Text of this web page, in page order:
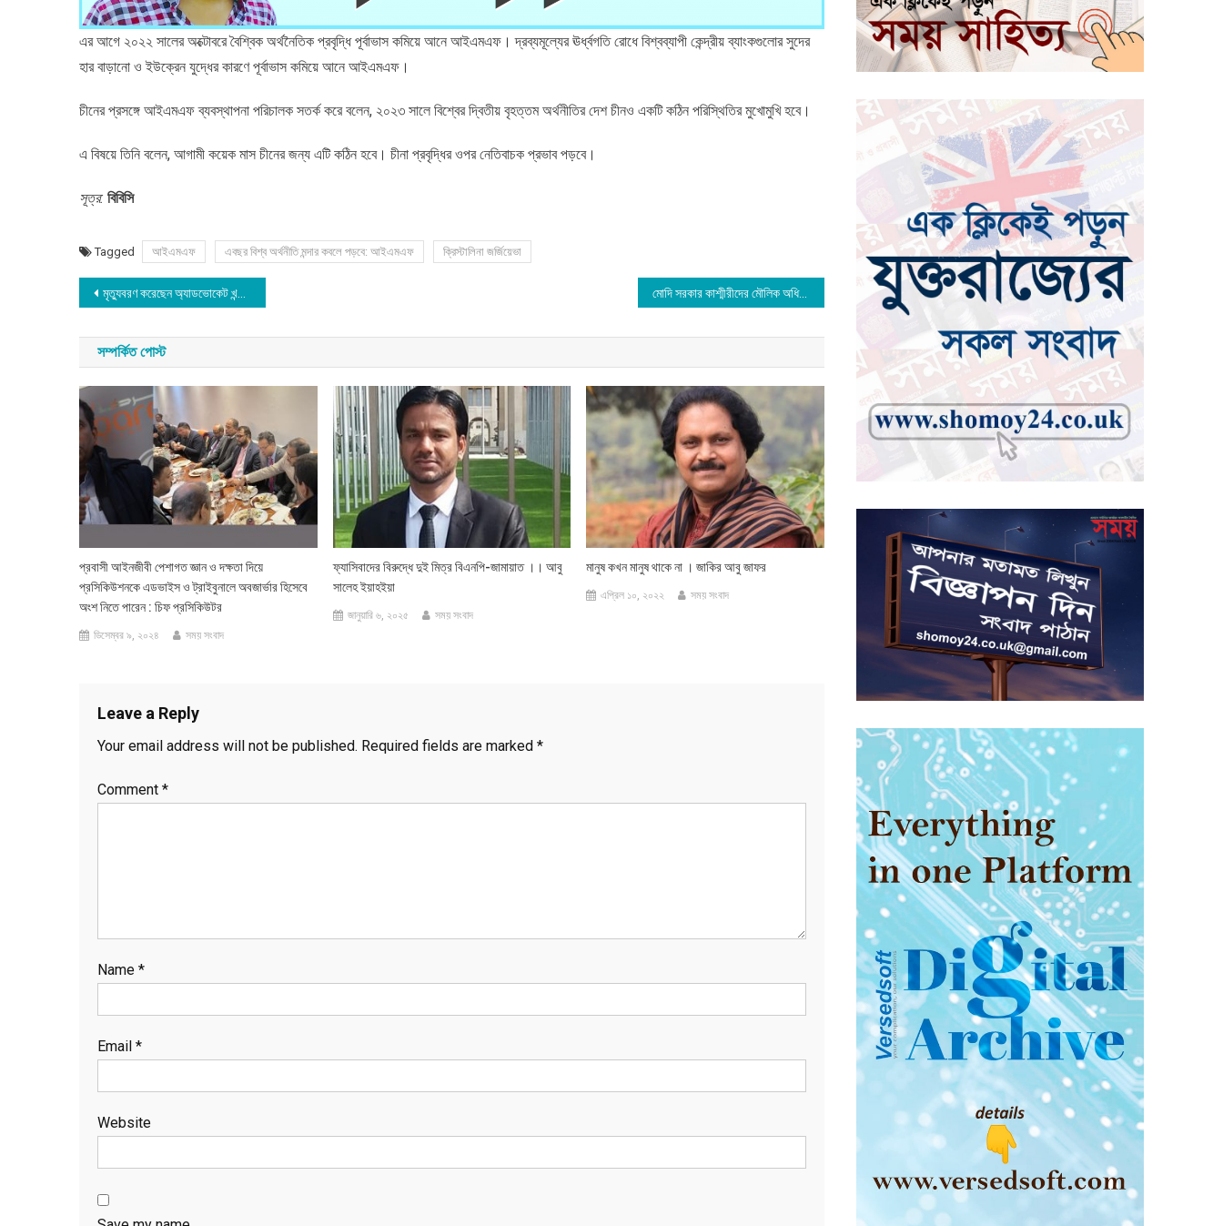
এর আগে ২০২২ সালের অক্টোবরে বৈশ্বিক অর্থনৈতিক প্রবৃদ্ধি পূর্বাভাস কমিয়ে আনে আইএমএফ। দ্রব্যমূল্যের ঊর্ধ্বগতি রোধে বিশ্বব্যাপী কেন্দ্রীয় ব্যাংকগুলোর সুদের
হার বাড়ানো ও ইউক্রেন যুদ্ধের কারণে পূর্বাভাস কমিয়ে আনে আইএমএফ।
চীনের প্রসঙ্গে আইএমএফ ব্যবস্থাপনা পরিচালক সতর্ক করে বলেন, ২০২৩ সালে বিশ্বের দ্বিতীয় বৃহত্তম অর্থনীতির দেশ চীনও একটি কঠিন পরিস্থিতির মুখোমুখি হবে।
এ বিষয়ে তিনি বলেন, আগামী কয়েক মাস চীনের জন্য এটি কঠিন হবে। চীনা প্রবৃদ্ধির ওপর নেতিবাচক প্রভাব পড়বে।
সূত্র: বিবিসি
Tagged আইএমএফ এবছর বিশ্ব অর্থনীতি মন্দার কবলে পড়বে: আইএমএফ ক্রিস্টালিনা জর্জিয়েভা
Post
navigation
মৃত্যুবরণ করেছেন অ্যাডভোকেট খন্দকার মাহবুব হোসেন মোদি সরকার কাশ্মীরীদের মৌলিক অধিকার কেড়েছে
সম্পর্কিত পোস্ট
প্রবাসী আইনজীবী পেশাগত জ্ঞান ও দক্ষতা দিয়ে
প্রসিকিউশনকে এডভাইস ও ট্রাইবুনালে অবজার্ভার হিসেবে
অংশ নিতে পারেন : চিফ প্রসিকিউটর
ডিসেম্বর ৯, ২০২৪ সময় সংবাদ
ফ্যাসিবাদের বিরুদ্ধে দুই মিত্র বিএনপি-জামায়াত ।। আবু
সালেহ ইয়াহইয়া
জানুয়ারি ৬, ২০২৫ সময় সংবাদ
মানুষ কখন মানুষ থাকে না । জাকির আবু জাফর
এপ্রিল ১০, ২০২২ সময় সংবাদ
Leave a Reply
Your email address will not be published. Required fields are marked *
Comment *
Name *
Email *
Website